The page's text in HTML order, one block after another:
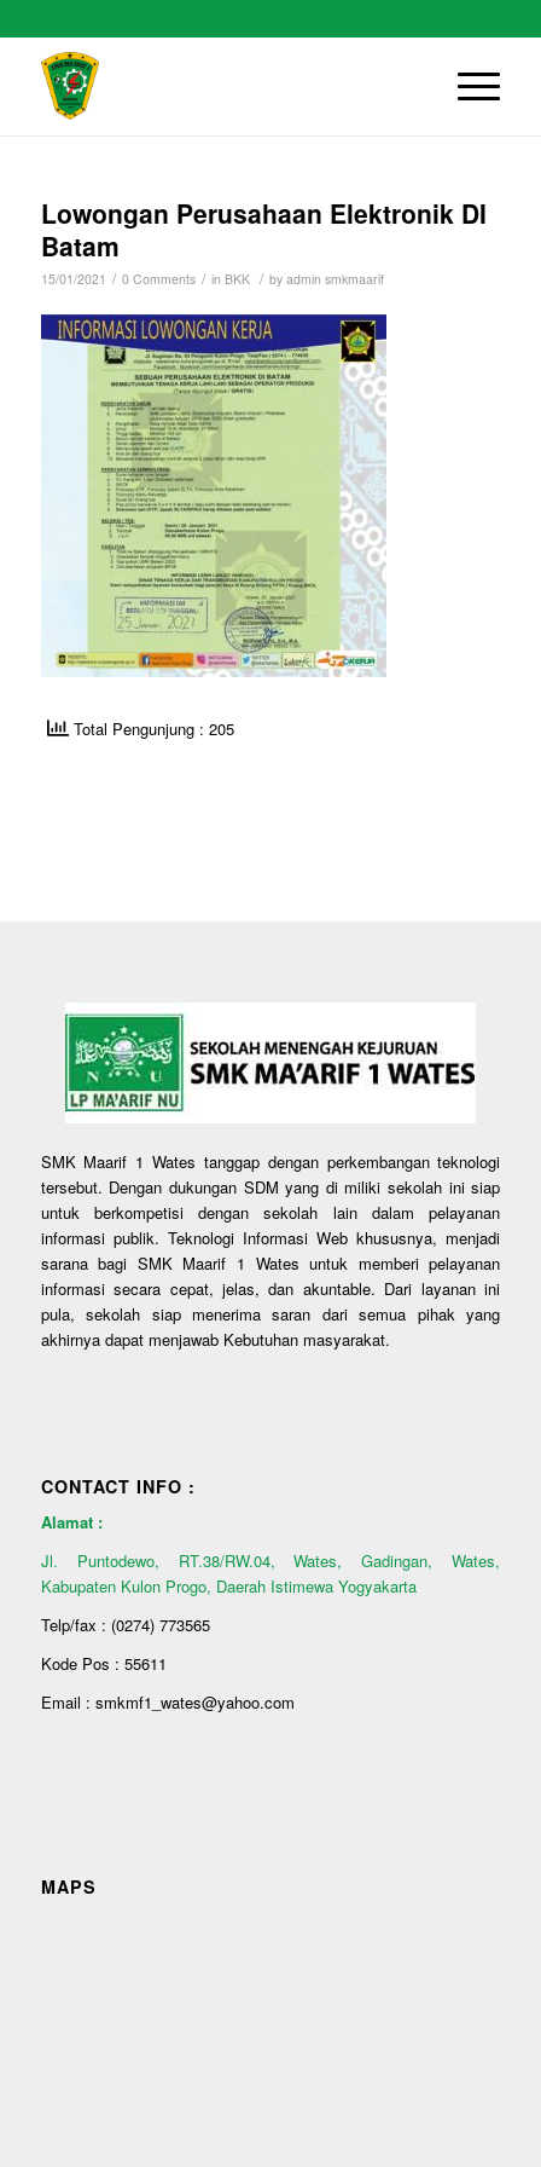
Lowongan Perusahaan Elektronik DI
Batam
15/01/2021 / 0 Comments / in BKK / by admin smkmaarif
Total Pengunjung : 205
SMK Maarif 1 Wates tanggap dengan perkembangan teknologi
tersebut. Dengan dukungan SDM yang di miliki sekolah ini siap
untuk berkompetisi dengan sekolah lain dalam pelayanan
informasi publik. Teknologi Informasi Web khususnya, menjadi
sarana bagi SMK Maarif 1 Wates untuk memberi pelayanan
informasi secara cepat, jelas, dan akuntable. Dari layanan ini
pula, sekolah siap menerima saran dari semua pihak yang
akhirnya dapat menjawab Kebutuhan masyarakat.
CONTACT INFO :
Alamat :
Jl. Puntodewo, RT.38/RW.04, Wates, Gadingan, Wates,
Kabupaten Kulon Progo, Daerah Istimewa Yogyakarta
Telp/fax : (0274) 773565
Kode Pos : 55611
Email : smkmf1_wates@yahoo.com
MAPS